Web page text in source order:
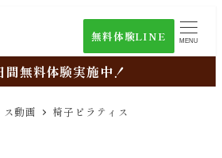
無料体験LINE MENU
無料体験実施中！
ス動画 椅子ピラティス